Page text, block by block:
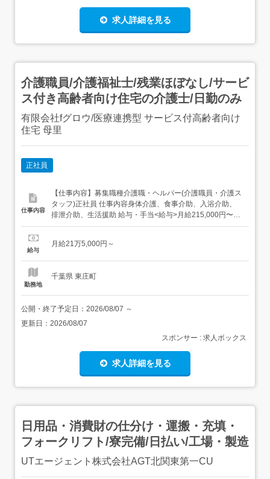
求人詳細を見る
介護職員/介護福祉士/残業ほぼなし/サービ
ス付き高齢者向け住宅の介護士/日勤のみ
有限会社fグロウ/医療連携型 サービス付高齢者向け
住宅 母里
正社員
仕事内容
【仕事内容】募集職種介護職・ヘルパー(介護職員・介護ス
タッフ)正社員 仕事内容身体介護、食事介助、入浴介助、
排泄介助、生活援助 給与・手当<給与>月給215,000円〜<
手当>交通費支給:実費(上限あり)交通費支給月額:20,000円
回 勤務時間日勤専従1日勤:8:30～17:30(休憩...
給与
月給21万5,000円～
勤務地
千葉県 東庄町
公開・終了予定日： 2026/08/07 ～
更新日： 2026/08/07
スポンサー : 求人ボックス
求人詳細を見る
日用品・消費財の仕分け・運搬・充填・
フォークリフト/寮完備/日払い/工場・製造
UTエージェント株式会社AGT北関東第一CU